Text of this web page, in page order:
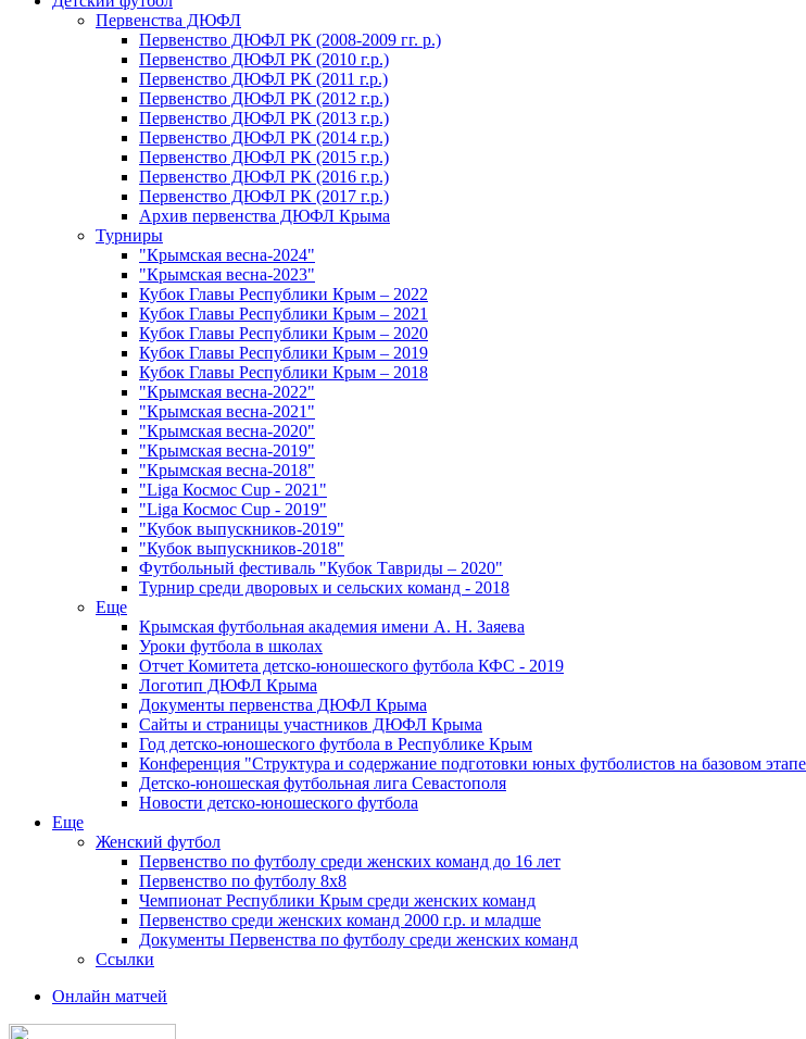
Первенства ДЮФЛ
Первенство ДЮФЛ РК (2008-2009 гг. р.)
Первенство ДЮФЛ РК (2010 г.р.)
Первенство ДЮФЛ РК (2011 г.р.)
Первенство ДЮФЛ РК (2012 г.р.)
Первенство ДЮФЛ РК (2013 г.р.)
Первенство ДЮФЛ РК (2014 г.р.)
Первенство ДЮФЛ РК (2015 г.р.)
Первенство ДЮФЛ РК (2016 г.р.)
Первенство ДЮФЛ РК (2017 г.р.)
Архив первенства ДЮФЛ Крыма
Турниры
"Крымская весна-2024"
"Крымская весна-2023"
Кубок Главы Республики Крым – 2022
Кубок Главы Республики Крым – 2021
Кубок Главы Республики Крым – 2020
Кубок Главы Республики Крым – 2019
Кубок Главы Республики Крым – 2018
"Крымская весна-2022"
"Крымская весна-2021"
"Крымская весна-2020"
"Крымская весна-2019"
"Крымская весна-2018"
"Liga Космос Cup - 2021"
"Liga Космос Cup - 2019"
"Кубок выпускников-2019"
"Кубок выпускников-2018"
Футбольный фестиваль "Кубок Тавриды – 2020"
Турнир среди дворовых и сельских команд - 2018
Еще
Крымская футбольная академия имени А. Н. Заяева
Уроки футбола в школах
Отчет Комитета детско-юношеского футбола КФС - 2019
Логотип ДЮФЛ Крыма
Документы первенства ДЮФЛ Крыма
Сайты и страницы участников ДЮФЛ Крыма
Год детско-юношеского футбола в Республике Крым
Конференция "Структура и содержание подготовки юных футболистов на базовом
Детско-юношеская футбольная лига Севастополя
Новости детско-юношеского футбола
Еще
Женский футбол
Первенство по футболу среди женских команд до 16 лет
Первенство по футболу 8х8
Чемпионат Республики Крым среди женских команд
Первенство среди женских команд 2000 г.р. и младше
Документы Первенства по футболу среди женских команд
Ссылки
Онлайн матчей